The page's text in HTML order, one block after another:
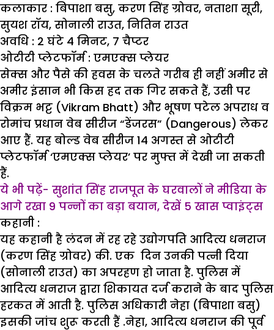
कलाकार : बिपाशा बसु, करण सिंह ग्रोवर, नताशा सूरी,
सुयश रॉय, सोनाली राउत, नितिन राउत
अवधि : 2 घंटे 4 मिनट, 7 चैप्टर
ओटीटी प्लेटफॉर्म : एमएक्स प्लेयर
सेक्स और पैसे की हवस के चलते गरीब ही नहीं अमीर से
अमीर इंसान भी किस हद तक गिर सकते हैं, उसी पर
विक्रम भट्ट (Vikram Bhatt) और भूषण पटेल अपराध व
रोमांच प्रधान वेब सीरीज “डेंजरस” (Dangerous) लेकर
आए हैं. यह बोल्ड वेब सीरीज 14 अगस्त से ओटीटी
प्लेटफॉर्म ‘एमएक्स प्लेयर’ पर मुफ्त में देखी जा सकती
हैं.
ये भी पढ़ें- सुशांत सिंह राजपूत के घरवालों ने मीडिया के
आगे रखा 9 पन्नों का बड़ा बयान, देखें 5 खास प्वाइंट्स
कहानी :
यह कहानी है लंदन में रह रहे उद्योगपति आदित्य धनराज
(करण सिंह ग्रोवर) की. एक दिन उनकी पत्नी दिया
(सोनाली राउत) का अपरहण हो जाता है. पुलिस में
आदित्य धनराज द्वारा शिकायत दर्ज कराने के बाद पुलिस
हरकत में आती है. पुलिस अधिकारी नेहा (बिपाशा बसु)
इसकी जांच शुरू करती हैं .नेहा, आदित्य धनराज की पूर्व